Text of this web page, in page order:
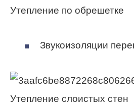
Утепление по обрешетке
Звукоизоляции
Утепление слоистых стен